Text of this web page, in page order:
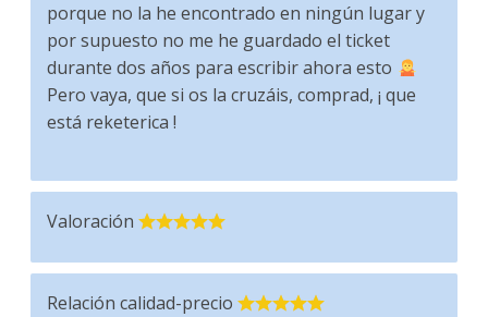
porque no la he encontrado en ningún lugar y
por supuesto no me he guardado el ticket
durante dos años para escribir ahora esto
Pero vaya, que si os la cruzáis, comprad, ¡ que
está reketerica !
Valoración
Relación calidad-precio